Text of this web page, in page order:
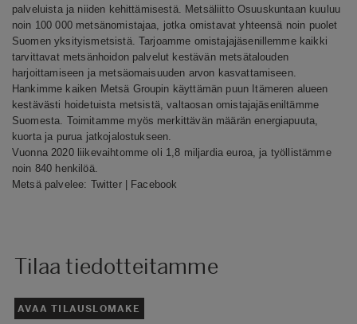
palveluista ja niiden kehittämisestä. Metsäliitto Osuuskuntaan kuuluu
noin 100 000 metsänomistajaa, jotka omistavat yhteensä noin puolet
Suomen yksityismetsistä. Tarjoamme omistajajäsenillemme kaikki
tarvittavat metsänhoidon palvelut kestävän metsätalouden
harjoittamiseen ja metsäomaisuuden arvon kasvattamiseen.
Hankimme kaiken Metsä Groupin käyttämän puun Itämeren alueen
kestävästi hoidetuista metsistä, valtaosan omistajajäseniltämme
Suomesta. Toimitamme myös merkittävän määrän energiapuuta,
kuorta ja purua jatkojalostukseen.
Vuonna 2020 liikevaihtomme oli 1,8 miljardia euroa, ja työllistämme
noin 840 henkilöä.
Metsä palvelee: Twitter| Facebook
Tilaa tiedotteitamme
AVAA TILAUSLOMAKE